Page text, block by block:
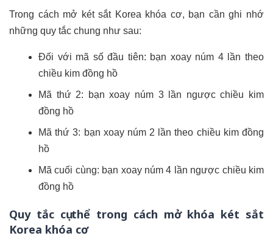
Trong cách mở két sắt Korea khóa cơ, bạn cần ghi nhớ
những quy tắc chung như sau:
Đối với mã số đầu tiên: bạn xoay núm 4 lần theo
chiều kim đồng hồ
Mã thứ 2: bạn xoay núm 3 lần ngược chiều kim
đồng hồ
Mã thứ 3: bạn xoay núm 2 lần theo chiều kim đồng
hồ
Mã cuối cùng: bạn xoay núm 4 lần ngược chiều kim
đồng hồ
Quy tắc cụ thể trong cách mở khóa két sắt
Korea khóa cơ